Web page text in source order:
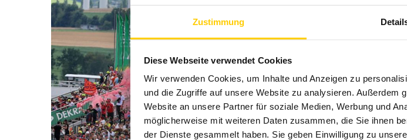
Zustimmung
Diese Webseite verwendet Cookies
Wir verwenden Cookies, um Inhalte und Anzeigen zu
und die Zugriffe auf unsere Website zu analysieren. Außerdem
Website an unsere Partner für soziale Medien, Werbung und
möglicherweise mit weiteren Daten zusammen, die Sie ihnen
der Dienste gesammelt haben. Sie geben Einwilligung zu